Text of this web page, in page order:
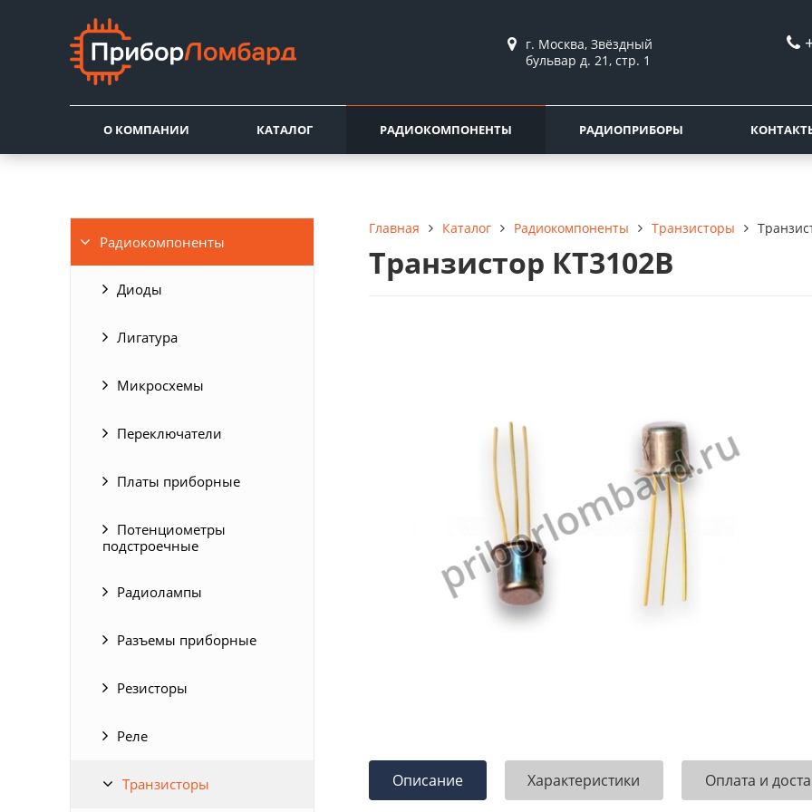
г. Москва, Звёздный
бульвар д. 21, стр. 1
О КОМПАНИИ КАТАЛОГ РАДИОКОМПОНЕНТЫ РАДИОПРИБОРЫ
Радиокомпоненты
Диоды
Лигатура
Микросхемы
Переключатели
Платы приборные
Потенциометры
подстроечные
Радиолампы
Разъемы приборные
Резисторы
Реле
Транзисторы
Главная Каталог Радиокомпоненты Транзисторы
Транзистор КТ3102В
Описание Характеристики Оплата и